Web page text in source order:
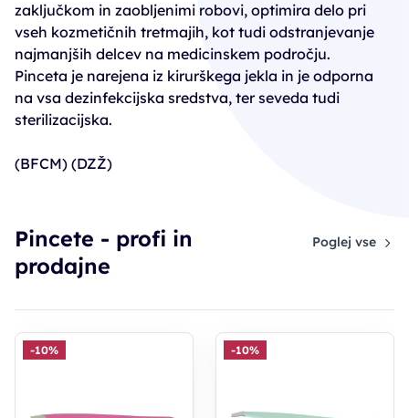
zaključkom in zaobljenimi robovi, optimira delo pri
vseh kozmetičnih tretmajih, kot tudi odstranjevanje
najmanjših delcev na medicinskem področju.
Pinceta je narejena iz kirurškega jekla in je odporna
na vsa dezinfekcijska sredstva, ter seveda tudi
sterilizacijska.
(BFCM) (DZŽ)
Pincete - profi in
prodajne
Poglej vse
-10% -10%